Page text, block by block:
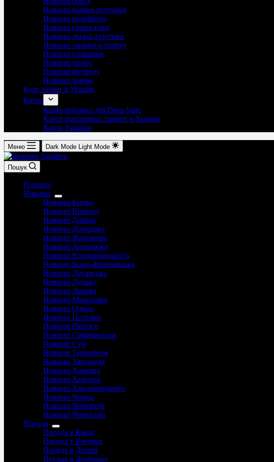
Новини важкої атлетики
Новини волейболу
Новини гімнастики
Новини легкої атлетики
Новини лижного спорту
Новини плавання
Новини тенісу
Новини футболу
Новини хокею
Курс валют в Україні
Карта
Карта бойових дій Deep State
Карта повітряних тривог в Україні
Карта України
Меню Dark Mode Light Mode
Пошук
Головна
Новини
Новини Києва
Новини Вінниці
Новини Дніпра
Новини Донецьку
Новини Житомира
Новини Запоріжжя
Новини Кропивницького
Новини Івано-Франківська
Новини Луганська
Новини Луцьку
Новини Львова
Новини Миколаїва
Новини Одеси
Новини Полтави
Новини Рівного
Новини Сімферополя
Новини Сум
Новини Тернополя
Новини Ужгорода
Новини Харкова
Новини Херсона
Новини Хмельницького
Новини Черкас
Новини Чернівців
Новини Чернігова
Погода
Погода в Києві
Погода у Вінниці
Погода в Дніпрі
Погода в Донецьку